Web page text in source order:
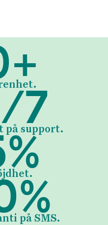
+
/7
support.
%
%
på SMS.